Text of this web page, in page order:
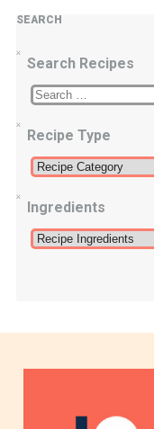
SEARCH
Search Recipes
Recipe Type
Ingredients